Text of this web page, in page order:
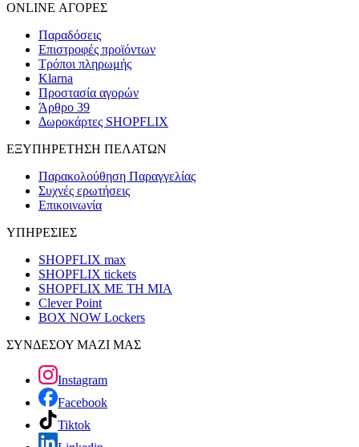
ONLINE ΑΓΟΡΕΣ
Παραδόσεις
Επιστροφές προϊόντων
Τρόποι πληρωμής
Klarna
Προστασία αγορών
Άρθρο 39
Δωροκάρτες SHOPFLIX
ΕΞΥΠΗΡΕΤΗΣΗ ΠΕΛΑΤΩΝ
Παρακολούθηση Παραγγελίας
Συχνές ερωτήσεις
Επικοινωνία
ΥΠΗΡΕΣΙΕΣ
SHOPFLIX max
SHOPFLIX tickets
SHOPFLIX ΜΕ ΤΗ ΜΙΑ
Clever Point
BOX NOW Lockers
ΣΥΝΔΕΣΟΥ ΜΑΖΙ ΜΑΣ
Instagram
Facebook
Tiktok